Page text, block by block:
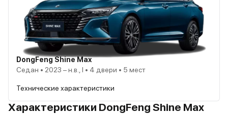
DongFeng Shine Max
Седан • 2023 – н.в., I • 4 двери • 5 мест
Технические характеристики
Характеристики DongFeng Shine Max